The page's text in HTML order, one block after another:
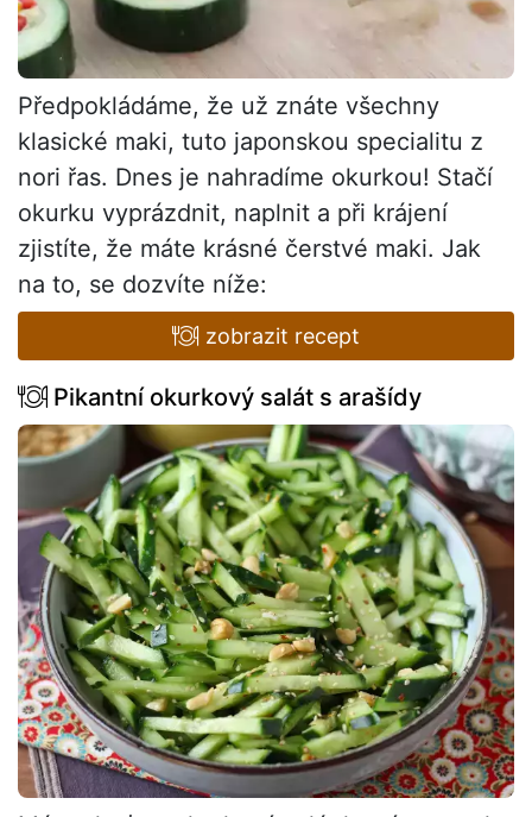
Předpokládáme, že už znáte všechny
klasické maki, tuto japonskou specialitu z
nori řas. Dnes je nahradíme okurkou! Stačí
okurku vyprázdnit, naplnit a při krájení
zjistíte, že máte krásné čerstvé maki. Jak
na to, se dozvíte níže:
zobrazit recept
Pikantní okurkový salát s arašídy